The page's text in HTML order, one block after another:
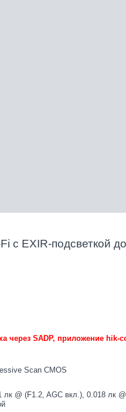
с EXIR-подсветкой
через SADP, приложение hik-
Scan CMOS
лк @ (F1.2, AGC вкл.), 0.018 лк